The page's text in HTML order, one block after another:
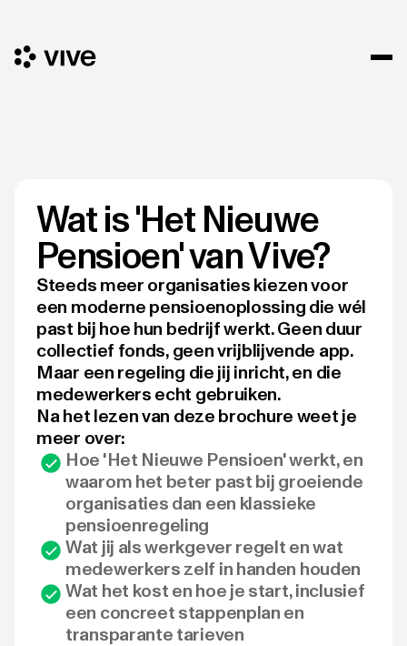
Wat is 'Het Nieuwe
Pensioen' van Vive?
Steeds meer organisaties kiezen voor
een moderne pensioenoplossing die wél
past bij hoe hun bedrijf werkt. Geen duur
collectief fonds, geen vrijblijvende app.
Maar een regeling die jij inricht, en die
medewerkers echt gebruiken.
Na het lezen van deze brochure weet je
meer over:
Hoe 'Het Nieuwe Pensioen' werkt, en
waarom het beter past bij groeiende
organisaties dan een klassieke
pensioenregeling
Wat jij als werkgever regelt en wat
medewerkers zelf in handen houden
Wat het kost en hoe je start, inclusief
een concreet stappenplan en
transparante tarieven